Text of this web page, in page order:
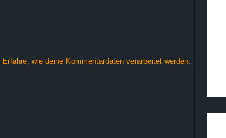
Erfahre, wie deine Kommentardaten verarbeitet werden.